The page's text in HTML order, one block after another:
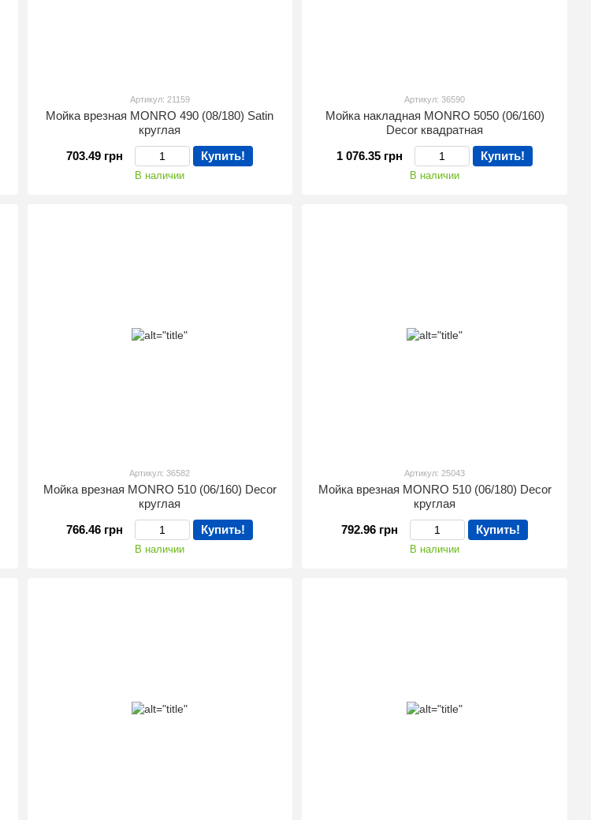
Артикул: 21159
Мойка врезная MONRO 490 (08/180) Satin
круглая
703.49 грн
Купить!
В наличии
Артикул: 36590
Мойка накладная MONRO 5050 (06/160)
Decor квадратная
1 076.35 грн
Купить!
В наличии
Артикул: 36582
Мойка врезная MONRO 510 (06/160) Decor
круглая
766.46 грн
Купить!
В наличии
Артикул: 25043
Мойка врезная MONRO 510 (06/180) Decor
круглая
792.96 грн
Купить!
В наличии